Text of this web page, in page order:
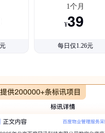
1个月
¥39
每日仅1.26元